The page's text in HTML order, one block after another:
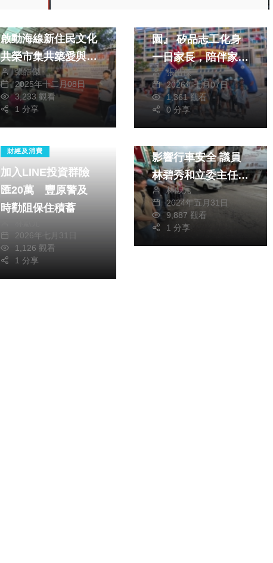
啟動海線新住民文化
共榮市集共築愛與安
全的奇幻旅程
張皓傑
2025年十二月08日
3,233 觀看
1 分享
園』 矽品志工化身
一日家長，陪伴家扶
兒少歡樂迎暑假
張皓傑
2026年七月07日
1,361 觀看
0 分享
財經及消費
加入LINE投資群險
匯20萬 豐原警及
時勸阻保住積蓄
2026年七月31日
1,126 觀看
1 分享
政治 社會
影響行車安全 議員
林碧秀和立委主任邀
集五位里長與建設局
現勘解決
林獻元
2024年五月31日
9,887 觀看
1 分享